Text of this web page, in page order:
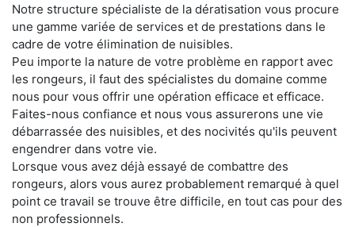
Notre structure spécialiste de la dératisation vous procure
une gamme variée de services et de prestations dans le
cadre de votre élimination de nuisibles.
Peu importe la nature de votre problème en rapport avec
les rongeurs, il faut des spécialistes du domaine comme
nous pour vous offrir une opération efficace et efficace.
Faites-nous confiance et nous vous assurerons une vie
débarrassée des nuisibles, et des nocivités qu'ils peuvent
engendrer dans votre vie.
Lorsque vous avez déjà essayé de combattre des
rongeurs, alors vous aurez probablement remarqué à quel
point ce travail se trouve être difficile, en tout cas pour des
non professionnels.